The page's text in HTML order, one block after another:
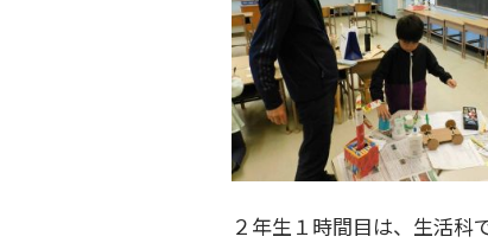
２年生１時間目は、生活科